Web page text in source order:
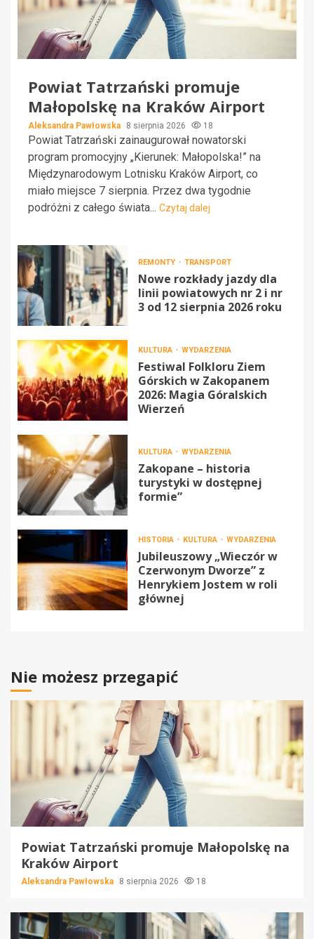
Powiat Tatrzański promuje
Małopolskę na Kraków Airport
Aleksandra Pawłowska 8 sierpnia 2026 18
Powiat Tatrzański zainaugurował nowatorski
program promocyjny „Kierunek: Małopolska!” na
Międzynarodowym Lotnisku Kraków Airport, co
miało miejsce 7 sierpnia. Przez dwa tygodnie
podróżni z całego świata... Czytaj dalej
REMONTY TRANSPORT
Nowe rozkłady jazdy dla
linii powiatowych nr 2 i nr
3 od 12 sierpnia 2026 roku
KULTURA WYDARZENIA
Festiwal Folkloru Ziem
Górskich w Zakopanem
2026: Magia Góralskich
Wierzeń
KULTURA WYDARZENIA
Zakopane – historia
turystyki w dostępnej
formie”
HISTORIA KULTURA WYDARZENIA
Jubileuszowy „Wieczór w
Czerwonym Dworze” z
Henrykiem Jostem w roli
głównej
Nie możesz przegapić
Powiat Tatrzański promuje Małopolskę na
Kraków Airport
Aleksandra Pawłowska 8 sierpnia 2026 18